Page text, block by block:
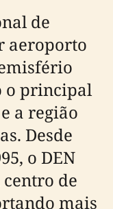
de
aeroporto
o principal
a região
Desde
o DEN
de
mais